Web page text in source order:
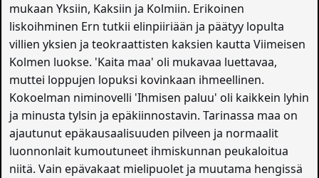
mukaan Yksiin, Kaksiin ja Kolmiin. Erikoinen
liskoihminen Ern tutkii elinpiiriään ja päätyy lopulta
villien yksien ja teokraattisten kaksien kautta Viimeisen
Kolmen luokse. 'Kaita maa' oli mukavaa luettavaa,
muttei loppujen lopuksi kovinkaan ihmeellinen.
Kokoelman niminovelli 'Ihmisen paluu' oli kaikkein lyhin
ja minusta tylsin ja epäkiinnostavin. Tarinassa maa on
ajautunut epäkausaalisuuden pilveen ja normaalit
luonnonlait kumoutuneet ihmiskunnan peukaloitua
niitä. Vain epävakaat mielipuolet ja muutama hengissä